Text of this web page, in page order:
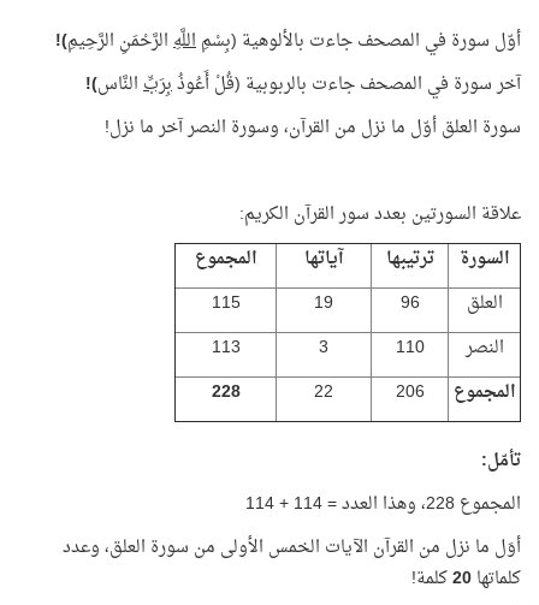
أوّل سورة في المصحف جاءت بالألوهية (بِسْمِاللَّهِالرَّحْمَنِ الرَّحِيمِ)!
آخر سورة في المصحف جاءت بالربوبية (قُلْ أَعُوذُبِرَبِّالنَّاس)!
سورة العلق أوّل ما نزل من القرآن، وسورة النصر آخر ما نزل!
علاقة السورتين بعدد سور القرآن الكريم:
السورة
ترتيبها آياتها
المجموع
العلق
96
19
115
النصر
110
3
113
المجموع
206
22
228
تأمّل:
المجموع 228، وهذا العدد = 114 + 114
أوَل ما نزل من القرآن الآيات الخمس الأولى من سورة العلق، وعدد
كلماتها20كلمة!